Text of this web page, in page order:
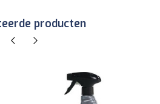
producten